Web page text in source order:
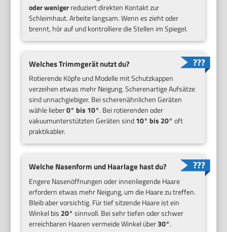
oder wenigerreduziert direkten Kontakt zur
Schleimhaut. Arbeite langsam. Wenn es zieht oder
brennt, hör auf und kontrolliere die Stellen im Spiegel.
Welches Trimmgerät nutzt du?
Rotierende Köpfe und Modelle mit Schutzkappen
verzeihen etwas mehr Neigung. Scherenartige Aufsätze
sind unnachgiebiger. Bei scherenähnlichen Geräten
wähle lieber0° bis 10°. Bei rotierenden oder
vakuumunterstützten Geräten sind10° bis 20° oft
praktikabler.
Welche Nasenform und Haarlage hast du?
Engere Nasenöffnungen oder innenliegende Haare
erfordern etwas mehr Neigung, um die Haare zu treffen.
Bleib aber vorsichtig. Für tief sitzende Haare ist ein
Winkel bis 20° sinnvoll. Bei sehr tiefen oder schwer
erreichbaren Haaren vermeide Winkel über30°.